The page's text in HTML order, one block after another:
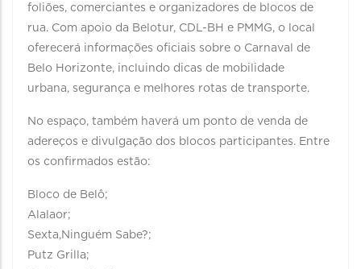
foliões, comerciantes e organizadores de blocos de
rua. Com apoio da Belotur, CDL-BH e PMMG, o local
oferecerá informações oficiais sobre o Carnaval de
Belo Horizonte, incluindo dicas de mobilidade
urbana, segurança e melhores rotas de transporte.
No espaço, também haverá um ponto de venda de
adereços e divulgação dos blocos participantes. Entre
os confirmados estão:
Bloco de Belô;
Alalaor;
Sexta,Ninguém Sabe?;
Putz Grilla;